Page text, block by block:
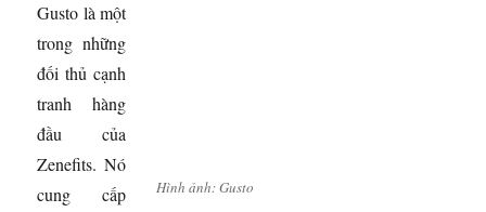
Hình ảnh: Gusto
Gusto là một
trong những
đối thủ cạnh
tranh hàng
đầu của
Zenefits. Nó
cung cấp